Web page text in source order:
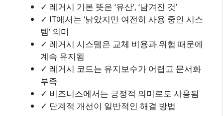
✓ 레거시 기본 뜻은 ‘유산’, ‘남겨진 것’
✓ IT에서는 ‘낡았지만 여전히 사용 중인 시스
템’ 의미
✓ 레거시 시스템은 교체 비용과 위험 때문에
계속 유지됨
✓ 레거시 코드는 유지보수가 어렵고 문서화
부족
✓ 비즈니스에서는 긍정적 의미로도 사용됨
✓ 단계적 개선이 일반적인 해결 방법